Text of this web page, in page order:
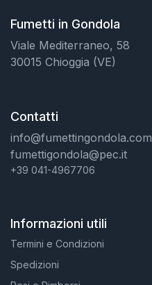
Fumetti in Gondola
Viale Mediterraneo, 58
30015 Chioggia (VE)
Contatti
info@fumettingondola.com
fumettigondola@pec.it
+39 041-4967706
Informazioni utili
Termini e Condizioni
Spedizioni